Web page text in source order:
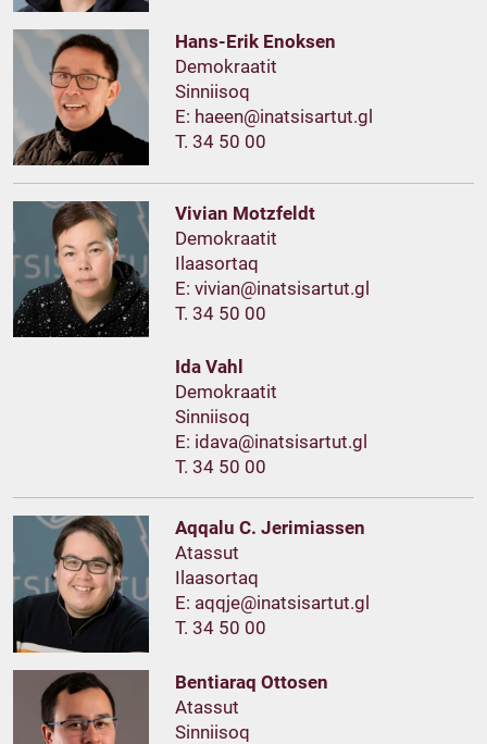
Hans-Erik Enoksen
Demokraatit
Sinniisoq
E:
T. 34 50 00
Vivian Motzfeldt
Demokraatit
Ilaasortaq
E:
T. 34 50 00
Ida Vahl
Demokraatit
Sinniisoq
E:
T. 34 50 00
Aqqalu C. Jerimiassen
Atassut
Ilaasortaq
E:
T. 34 50 00
Bentiaraq Ottosen
Atassut
Sinniisoq